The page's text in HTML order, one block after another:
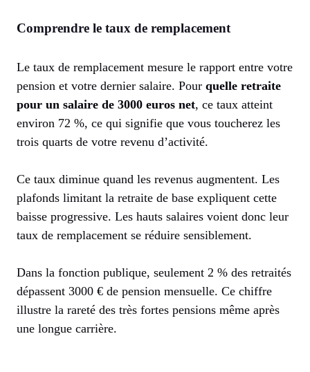
Comprendre le taux de remplacement
Le taux de remplacement mesure le rapport entre votre
pension et votre dernier salaire. Pour quelle retraite
pour un salaire de 3000 euros net, ce taux atteint
environ 72 %, ce qui signifie que vous toucherez les
trois quarts de votre revenu d’activité.
Ce taux diminue quand les revenus augmentent. Les
plafonds limitant la retraite de base expliquent cette
baisse progressive. Les hauts salaires voient donc leur
taux de remplacement se réduire sensiblement.
Dans la fonction publique, seulement 2 % des retraités
dépassent 3000 € de pension mensuelle. Ce chiffre
illustre la rareté des très fortes pensions même après
une longue carrière.